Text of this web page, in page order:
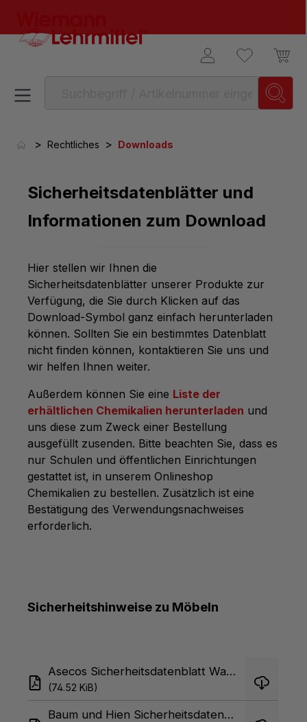
> Rechtliches > Downloads
Sicherheitsdatenblätter und
Informationen zum Download
Hier stellen wir Ihnen die
Sicherheitsdatenblätter unserer Produkte zur
Verfügung, die Sie durch Klicken auf das
Download-Symbol ganz einfach herunterladen
können. Sollten Sie ein bestimmtes Datenblatt
nicht finden können, kontaktieren Sie uns und
wir helfen Ihnen weiter.
Außerdem können Sie eine Liste der
erhältlichen Chemikalien herunterladen und
uns diese zum Zweck einer Bestellung
ausgefüllt zusenden. Bitte beachten Sie, dass es
nur Schulen und öffentlichen Einrichtungen
gestattet ist, in unserem Onlineshop
Chemikalien zu bestellen. Zusätzlich ist eine
Bestätigung des Verwendungsnachweises
erforderlich.
Sicherheitshinweise zu Möbeln
Asecos Sicherheitsdatenblatt Wandbefestigung
(74.52 KiB)
Baum und Hien Sicherheitsdatenblatt Wandbefestigung